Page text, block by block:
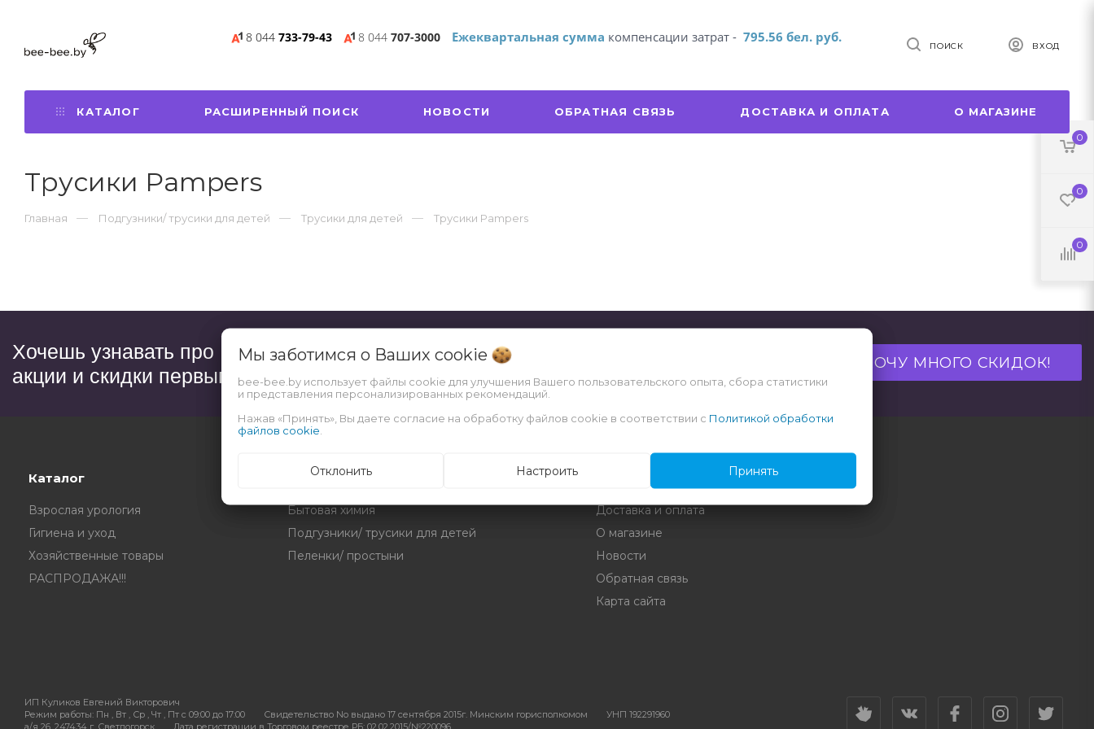
8 044 733-79-43 8 044 707-3000 Ежеквартальная сумма компенсации затрат- 795.56 бел. руб.
ПОИСК ВХОД
КАТАЛОГ РАСШИРЕННЫЙ ПОИСК НОВОСТИ ОБРАТНАЯ СВЯЗЬ ДОСТАВКА И ОПЛАТА О МАГАЗИНЕ
0
0
0
Трусики Pampers
Главная Подгузники/ трусики для детей Трусики для детей Трусики Pampers
Хочешь узнавать про
акции и скидки первым?
Каталог
Взрослая урология
Бытовая химия
Гигиена и уход
Подгузники/ трусики для детей
Хозяйственные товары
Пеленки/ простыни
РАСПРОДАЖА!!!
Доставка и оплата
О магазине
Новости
Обратная связь
Карта сайта
ИП Куликов Евгений Викторович
Режим работы: Пн , Вт , Ср , Чт , Пт c 09:00 до 17:00 Свидетельство No выдано 17 сентября 2015г. Минским горисполкомом
УНП 192291960
а/я 26, 247434 г. Светлогорск
Дата регистрации в Торговом реестре РБ: 02.02.2015/№220096
Мы заботимся о Ваших cookie
bee-bee.by использует файлы cookie для улучшения Вашего пользовательского опыта, сбора статистики
и представления персонализированных рекомендаций.
Нажав «Принять», Вы даете согласие на обработку файлов cookie в соответствии с Политикой обработки
файлов cookie
Отклонить Настроить Принять